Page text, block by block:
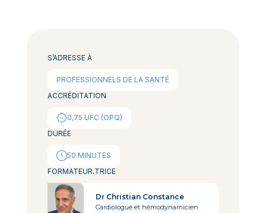
S’ADRESSE À
PROFESSIONNELS DE LA SANTÉ
ACCRÉDITATION
0,75 UFC (OPQ)
DURÉE
50 MINUTES
FORMATEUR.TRICE
Dr Christian Constance
Cardiologue et hémodynamicien